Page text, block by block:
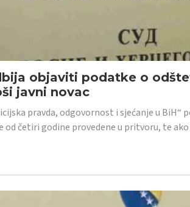
objaviti podatke o
javni novac
pravda, odgovornost i sjećanje u
od četiri godine provedene u pritvoru, te